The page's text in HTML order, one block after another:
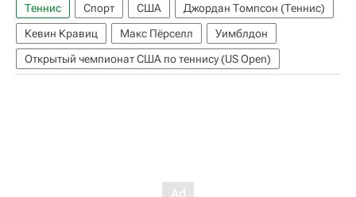
Теннис Спорт США
Джордан Томпсон (Теннис)
Кевин Кравиц
Макс Пёрселл
Уимблдон
Открытый чемпионат США по теннису (US Open)